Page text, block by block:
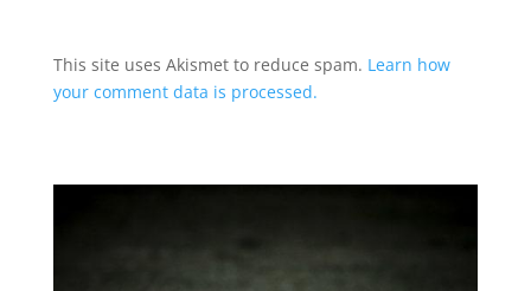
This site uses Akismet to reduce spam. Learn how
your comment data is processed.